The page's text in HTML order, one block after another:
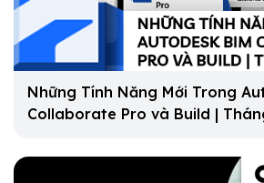
Những Tính Năng Mới Trong
Collaborate Pro và Build |